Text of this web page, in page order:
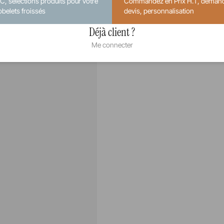
froissés
devis, personnalisation
Déjà client ?
Me connecter